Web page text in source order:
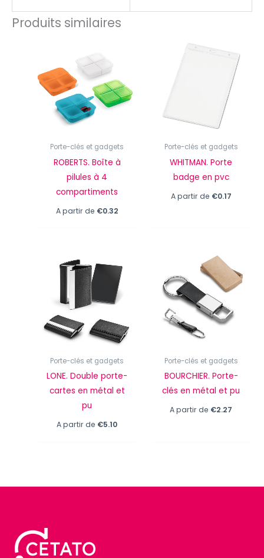
Produits similaires
Porte-clés et gadgets
ROBERTS. Boîte à
pilules à 4
compartiments
A partir de €0.32
Porte-clés et gadgets
WHITMAN. Porte
badge en pvc
A partir de €0.17
Porte-clés et gadgets
LONE. Double porte-
cartes en métal et
pu
A partir de €5.10
Porte-clés et gadgets
BOURCHIER. Porte-
clés en métal et pu
A partir de €2.27